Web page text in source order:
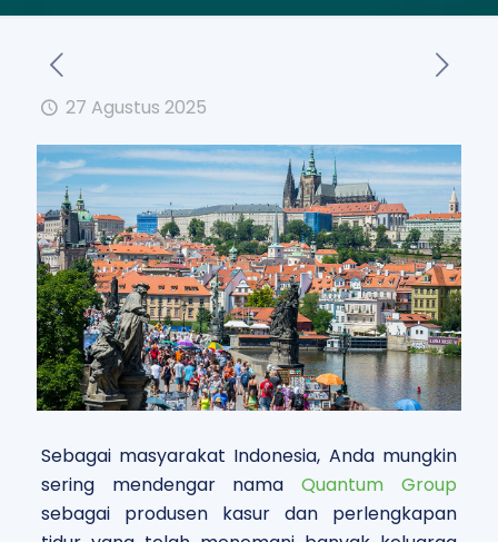
27 Agustus 2025
Sebagai masyarakat Indonesia, Anda mungkin
sering mendengar namaQuantum Group
sebagai produsen kasur dan perlengkapan